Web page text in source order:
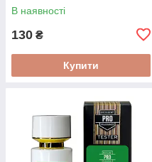
В наявності
130 ₴
Купити